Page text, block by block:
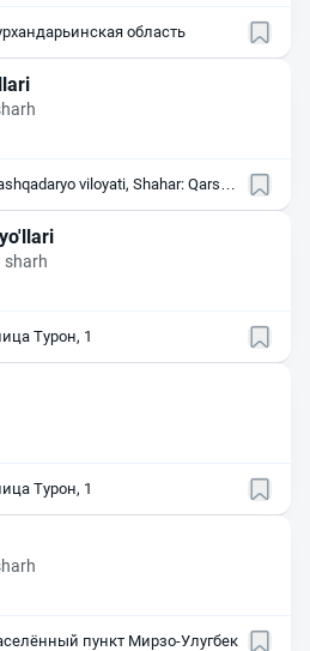
область
viloyati, Shahar: Qarshi,
sharh
Турон, 1
Турон, 1
пункт Мирзо-Улугбек